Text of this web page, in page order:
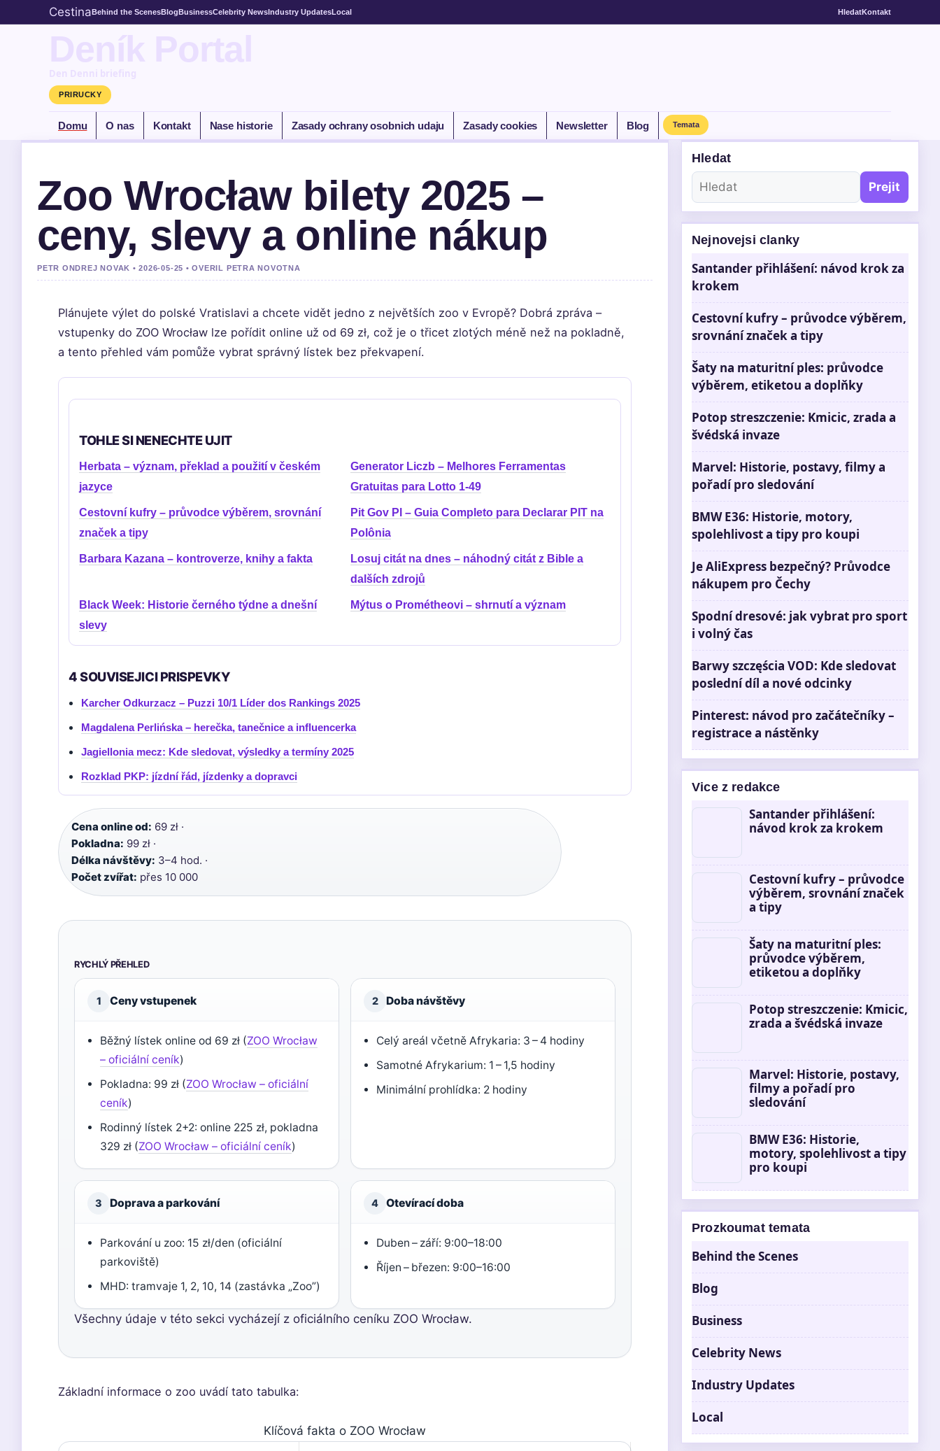
CestinaBehind the ScenesBlogBusinessCelebrity NewsIndustry UpdatesLocal HledatKontakt
Deník Portal
Den Denni briefing
PRIRUCKY
Domu O nas Kontakt Nase historie Zasady ochrany osobnich udaju Zasady cookies Newsletter Blog Temata
Zoo Wrocław bilety 2025 –
ceny, slevy a online nákup
PETR ONDREJ NOVAK • 2026-05-25 • OVERIL PETRA NOVOTNA
Plánujete výlet do polské Vratislavi a chcete vidět jedno z největších zoo v Evropě? Dobrá zpráva –
vstupenky do ZOO Wrocław lze pořídit online už od 69 zł, což je o třicet zlotých méně než na pokladně,
a tento přehled vám pomůže vybrat správný lístek bez překvapení.
TOHLE SI NENECHTE UJIT
Herbata – význam, překlad a použití v českém
jazyce
Generator Liczb – Melhores Ferramentas
Gratuitas para Lotto 1-49
Cestovní kufry – průvodce výběrem, srovnání
značek a tipy
Pit Gov Pl – Guia Completo para Declarar PIT na
Polônia
Barbara Kazana – kontroverze, knihy a fakta
Losuj citát na dnes – náhodný citát z Bible a
dalších zdrojů
Black Week: Historie černého týdne a dnešní
slevy
Mýtus o Prométheovi – shrnutí a význam
4 SOUVISEJICI PRISPEVKY
Karcher Odkurzacz – Puzzi 10/1 Líder dos Rankings 2025
Magdalena Perlińska – herečka, tanečnice a influencerka
Jagiellonia mecz: Kde sledovat, výsledky a termíny 2025
Rozklad PKP: jízdní řád, jízdenky a dopravci
Cena online od: 69 zł ·
Pokladna: 99 zł ·
Délka návštěvy: 3–4 hod. ·
Počet zvířat: přes 10 000
RYCHLÝ PŘEHLED
1 Ceny vstupenek
Běžný lístek online od 69 zł (ZOO Wrocław
– oficiální ceník)
Pokladna: 99 zł (ZOO Wrocław – oficiální
ceník)
Rodinný lístek 2+2: online 225 zł, pokladna
329 zł (ZOO Wrocław – oficiální ceník)
2 Doba návštěvy
Celý areál včetně Afrykaria: 3 – 4 hodiny
Samotné Afrykarium: 1 – 1,5 hodiny
Minimální prohlídka: 2 hodiny
3 Doprava a parkování
Parkování u zoo: 15 zł/den (oficiální
parkoviště)
MHD: tramvaje 1, 2, 10, 14 (zastávka „Zoo”)
4 Otevírací doba
Duben – září: 9:00–18:00
Říjen – březen: 9:00–16:00
Všechny údaje v této sekci vycházejí z oficiálního ceníku ZOO Wrocław.
Základní informace o zoo uvádí tato tabulka:
Klíčová fakta o ZOO Wrocław
Hledat
Prejit
Nejnovejsi clanky
Santander přihlášení: návod krok za
krokem
Cestovní kufry – průvodce výběrem,
srovnání značek a tipy
Šaty na maturitní ples: průvodce
výběrem, etiketou a doplňky
Potop streszczenie: Kmicic, zrada a
švédská invaze
Marvel: Historie, postavy, filmy a
pořadí pro sledování
BMW E36: Historie, motory,
spolehlivost a tipy pro koupi
Je AliExpress bezpečný? Průvodce
nákupem pro Čechy
Spodní dresové: jak vybrat pro sport
i volný čas
Barwy szczęścia VOD: Kde sledovat
poslední díl a nové odcinky
Pinterest: návod pro začátečníky –
registrace a nástěnky
Vice z redakce
Santander přihlášení:
návod krok za krokem
Cestovní kufry – průvodce
výběrem, srovnání značek
a tipy
Šaty na maturitní ples:
průvodce výběrem,
etiketou a doplňky
Potop streszczenie: Kmicic,
zrada a švédská invaze
Marvel: Historie, postavy,
filmy a pořadí pro
sledování
BMW E36: Historie,
motory, spolehlivost a tipy
pro koupi
Prozkoumat temata
Behind the Scenes
Blog
Business
Celebrity News
Industry Updates
Local